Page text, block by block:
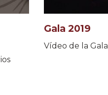
Gala 2019
Vídeo de la Gala